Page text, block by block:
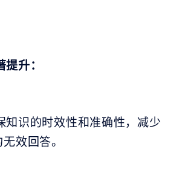
升：
知识的时效性和准确性，减少
效回答。